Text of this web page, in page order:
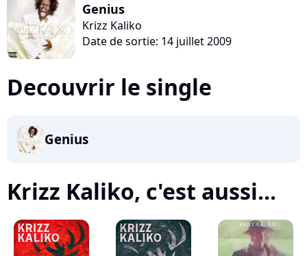
Genius
Krizz Kaliko
Date de sortie: 14 juillet 2009
Decouvrir le single
Genius
Krizz Kaliko, c'est aussi...